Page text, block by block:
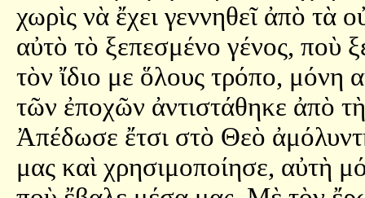
χωρὶς νὰ ἔχει γεννηθεῖ ἀπὸ
αὐτὸ τὸ ξεπεσμένο γένος, ποὺ
τὸν ἴδιο με ὅλους τρόπο,
τῶν ἐποχῶν ἀντιστάθηκε ἀπὸ
Ἀπέδωσε ἔτσι στὸ Θεὸ
μας καὶ χρησιμοποίησε, αὐτὴ